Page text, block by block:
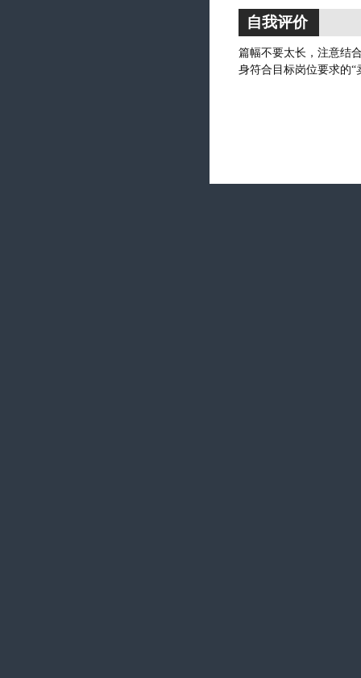
自我评价